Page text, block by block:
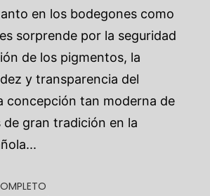
en los bodegones como
sorprende por la seguridad
de los pigmentos, la
y transparencia del
concepción tan moderna de
de gran tradición en la